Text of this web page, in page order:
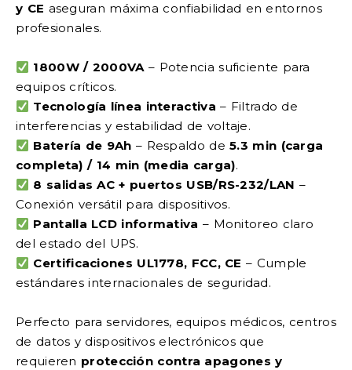
y CE aseguran máxima confiabilidad en entornos
profesionales.
1800W / 2000VA– Potencia suficiente para
equipos críticos.
Tecnología línea interactiva – Filtrado de
interferencias y estabilidad de voltaje.
Batería de 9Ah – Respaldo de5.3 min (carga
completa) / 14 min (media carga).
8 salidas AC + puertos USB/RS-232/LAN –
Conexión versátil para dispositivos.
Pantalla LCD informativa – Monitoreo claro
del estado del UPS.
Certificaciones UL1778, FCC, CE – Cumple
estándares internacionales de seguridad.
Perfecto para servidores, equipos médicos, centros
de datos y dispositivos electrónicos que
requieren protección contra apagones y